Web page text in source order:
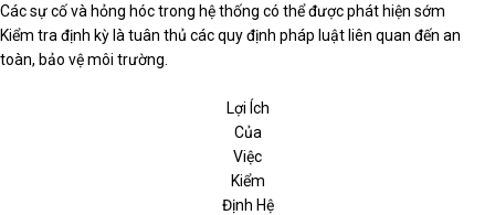
Các sự cố và hỏng hóc trong hệ thống có thể được phát hiện sớm
Kiểm tra định kỳ là tuân thủ các quy định pháp luật liên quan đến an
toàn, bảo vệ môi trường.
Lợi Ích
Của
Việc
Kiểm
Định Hệ